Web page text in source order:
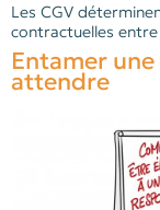
Les CGV
contractuelles
Entamer une
attendre